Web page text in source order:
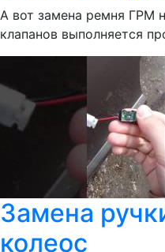
А вот замена ремня ГРМ
клапанов выполняется
Замена
колеос